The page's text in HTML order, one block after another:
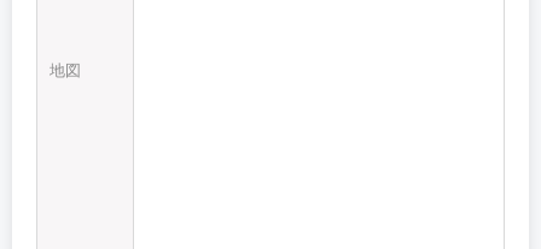
地図